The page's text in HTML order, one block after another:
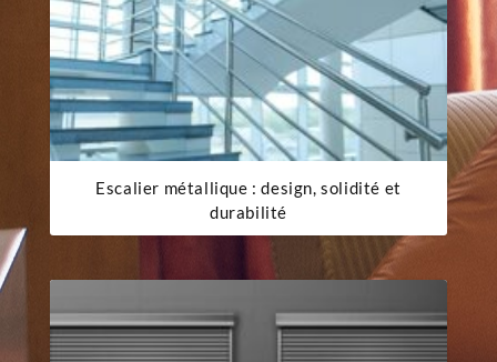
Escalier métallique : design, solidité et
durabilité